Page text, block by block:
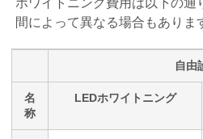
間によって異なる場合もありま
自由
名
称
LEDホワイトニング